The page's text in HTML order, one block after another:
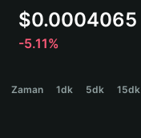
Español
Português (Brasil)
$0.0004065
-5.11%
Zaman 1dk 5dk 15dk